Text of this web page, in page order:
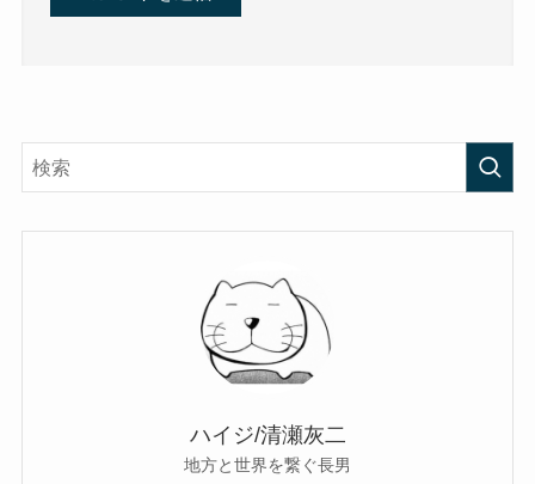
ハイジ/清瀬灰二
地方と世界を繋ぐ長男